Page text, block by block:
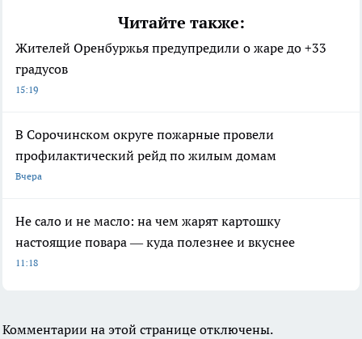
Читайте также:
Жителей Оренбуржья предупредили о жаре до +33
градусов
15:19
В Сорочинском округе пожарные провели
профилактический рейд по жилым домам
Вчера
Не сало и не масло: на чем жарят картошку
настоящие повара — куда полезнее и вкуснее
11:18
Комментарии на этой странице отключены.